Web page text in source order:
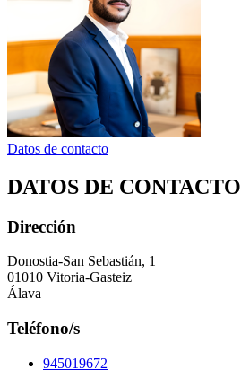
Datos de contacto
DATOS DE CONTACTO
Dirección
Donostia-San Sebastián, 1
01010 Vitoria-Gasteiz
Álava
Teléfono/s
945019672